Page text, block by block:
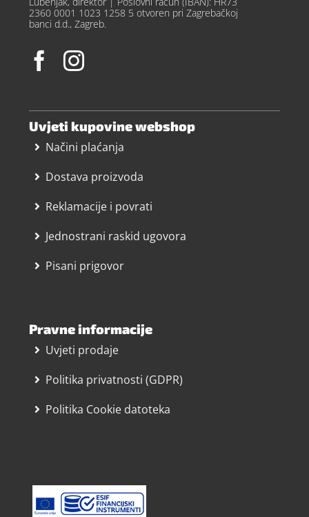
2360 0001 1023 1258 5 otvoren pri Zagrebačkoj
banci d.d., Zagreb.
Uvjeti kupovine webshop
Načini plaćanja
Dostava proizvoda
Reklamacije i povrati
Jednostrani raskid ugovora
Pisani prigovor
Pravne informacije
Uvjeti prodaje
Politika privatnosti (GDPR)
Politika Cookie datoteka